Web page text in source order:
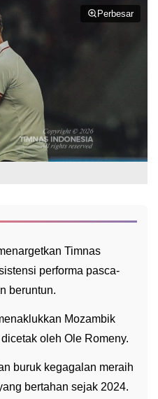
Perbesar
Timnas
performa pasca-
beruntun.
Mozambik
oleh Ole Romeny.
buruk kegagalan meraih
bertahan sejak 2024.